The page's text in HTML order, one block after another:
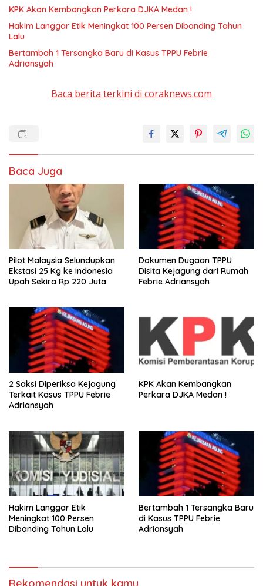
KPK Akan Kembangkan Perkara DJKA Medan !
Hakim Langgar Etik Meningkat 100 Persen Dibanding Tahun
Lalu
Bertambah 1 Tersangka Baru di Kasus TPPU Febrie
Adriansyah
Baca berita terkini di coraknews.com
Baca Juga
Pilot Malaysia Selundupkan
Ekstasi 25 Kg ke Indonesia
Upah Sekira Rp 220 Juta
Dokumen Dugaan TPPU
Disita Kejagung dari Rumah
Febrie Adriansyah
2 Saksi Diperiksa Kejagung
Terkait Kasus TPPU Febrie
Adriansyah
KPK Akan Kembangkan
Perkara DJKA Medan !
Hakim Langgar Etik
Meningkat 100 Persen
Dibanding Tahun Lalu
Bertambah 1 Tersangka Baru
di Kasus TPPU Febrie
Adriansyah
Rekomendasi untuk kamu